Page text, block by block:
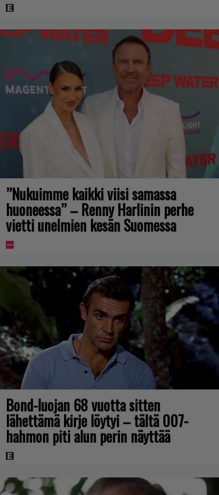
”Nukuimme kaikki viisi samassa
huoneessa” – Renny Harlinin perhe
vietti unelmien kesän Suomessa
Bond-luojan 68 vuotta sitten
lähettämä kirje löytyi – tältä 007-
hahmon piti alun perin näyttää